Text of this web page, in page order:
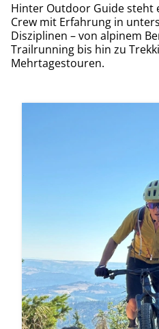
Hinter Outdoor Guide steht
Crew mit Erfahrung in
Disziplinen – von alpinem
Trailrunning bis hin zu
Mehrtagestouren.